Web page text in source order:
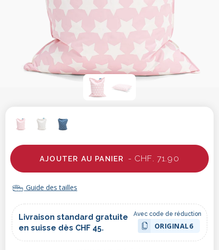
AJOUTER AU PANIER - CHF. 71.90
Guide des tailles
Livraison standard gratuite
en suisse dès CHF 45.
Avec code de réduction
ORIGINAL6